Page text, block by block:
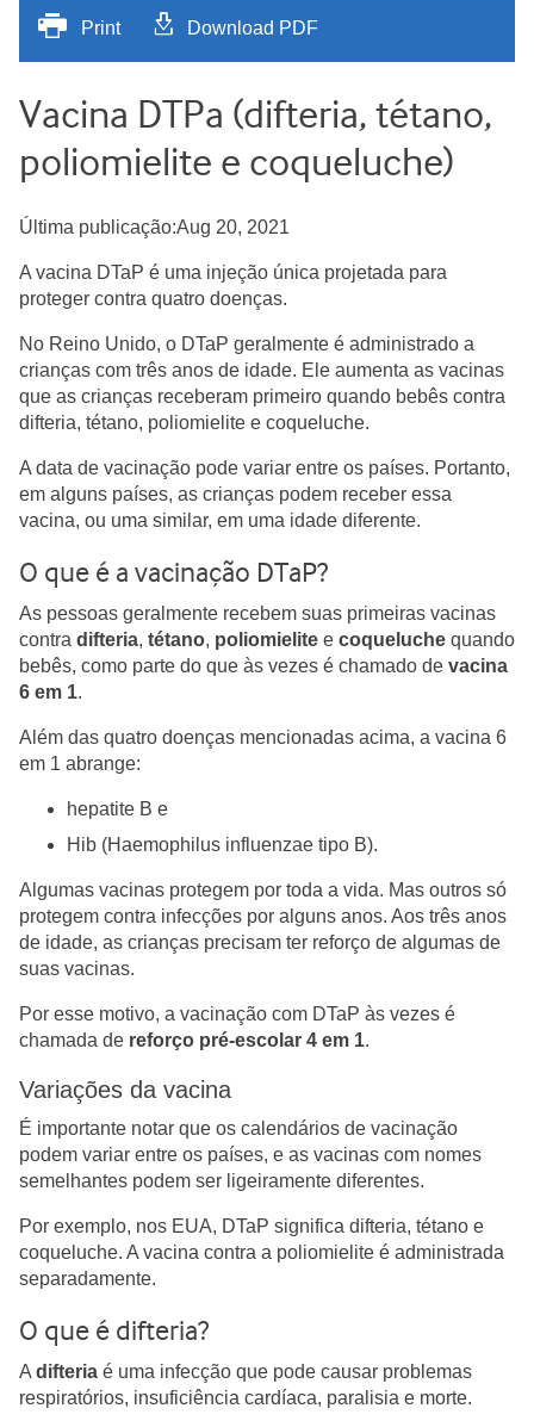
Print Download PDF
Vacina DTPa (difteria, tétano,
poliomielite e coqueluche)
Última publicação:Aug 20, 2021
A vacina DTaP é uma injeção única projetada para
proteger contra quatro doenças.
No Reino Unido, o DTaP geralmente é administrado a
crianças com três anos de idade. Ele aumenta as vacinas
que as crianças receberam primeiro quando bebês contra
difteria, tétano, poliomielite e coqueluche.
A data de vacinação pode variar entre os países. Portanto,
em alguns países, as crianças podem receber essa
vacina, ou uma similar, em uma idade diferente.
O que é a vacinação DTaP?
As pessoas geralmente recebem suas primeiras vacinas
contra difteria, tétano, poliomielite e coqueluche quando
bebês, como parte do que às vezes é chamado de vacina
6 em 1.
Além das quatro doenças mencionadas acima, a vacina 6
em 1 abrange:
hepatite B e
Hib (Haemophilus influenzae tipo B).
Algumas vacinas protegem por toda a vida. Mas outros só
protegem contra infecções por alguns anos. Aos três anos
de idade, as crianças precisam ter reforço de algumas de
suas vacinas.
Por esse motivo, a vacinação com DTaP às vezes é
chamada de reforço pré-escolar 4 em 1.
Variações da vacina
É importante notar que os calendários de vacinação
podem variar entre os países, e as vacinas com nomes
semelhantes podem ser ligeiramente diferentes.
Por exemplo, nos EUA, DTaP significa difteria, tétano e
coqueluche. A vacina contra a poliomielite é administrada
separadamente.
O que é difteria?
A difteria é uma infecção que pode causar problemas
respiratórios, insuficiência cardíaca, paralisia e morte.